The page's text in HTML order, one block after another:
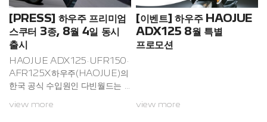
[PRESS] 하우주 프리미엄
스쿠터 3종, 8월 4일 동시
출시
HAOJUE ADX125·UFR150·
AFR125X하우주(HAOJUE)의
한국 공식 수입원인 다빈월드는 8
델 HAOJUE ADX 125, UFR1
view more
[이벤트] 하우주 HAOJUE
ADX125 8월 특별
프로모션
view more